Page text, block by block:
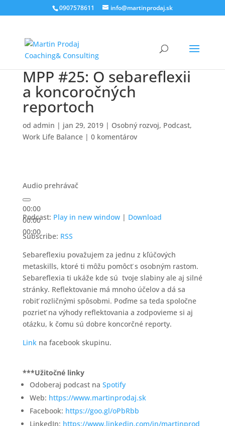
0907578611 info@martinprodaj.sk
MPP #25: O sebareflexii
a koncoročných
reportoch
od admin | jan 29, 2019| Osobný rozvoj, Podcast,
Work Life Balance| 0 komentárov
Audio prehrávač
00:00
00:00
00:00
Podcast: Play in new window| Download
Subscribe: RSS
Sebareflexiu považujem za jednu z kľúčových
metaskills, ktoré ti môžu pomôcť s osobným rastom.
Sebareflexia ti ukáže kde sú tvoje slabiny ale aj silné
stránky. Reflektovanie má mnoho účelov a dá sa
robiť rozličnými spôsobmi. Poďme sa teda spoločne
pozrieť na výhody reflektovania a zodpovieme si aj
otázku, k čomu sú dobre koncorčné reporty.
Linkna facebook skupinu.
***Užitočné linky
Odoberaj podcast na Spotify
Web: https://www.martinprodaj.sk
Facebook: https://goo.gl/oPbRbb
LinkedIn: https://www.linkedin.com/in/martinprod